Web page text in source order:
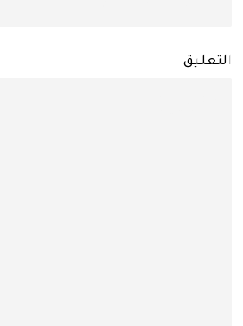
التعليق